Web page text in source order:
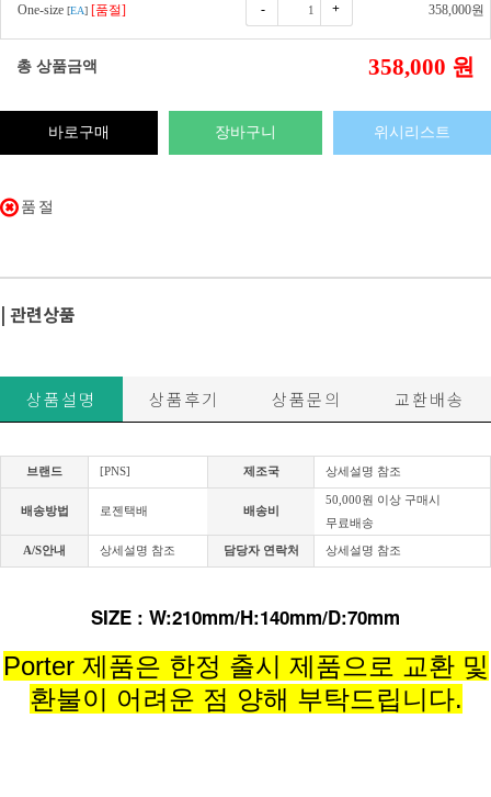
One-size [EA] [품절] - + 358,000원
총 상품금액 358,000 원
바로구매 장바구니 위시리스트
품절
| 관련상품
상품설명 상품후기 상품문의 교환배송
브랜드 [PNS] 제조국 상세설명 참조
배송방법 로젠택배 배송비
50,000원 이상 구매시
무료배송
A/S안내 상세설명 참조 담당자 연락처 상세설명 참조
SIZE : W:210mm/H:140mm/D:70mm
Porter 제품은 한정 출시 제품으로 교환 및
환불이 어려운 점 양해 부탁드립니다.